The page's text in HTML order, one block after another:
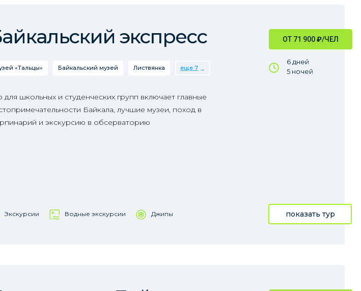
ОТ 71 900₽/ЧЕЛ
6 дней
5 ночей
экспресс
«Тальцы» Байкальский музей Листвянка еще 7
для школьных и студенческих групп включает главные
Байкала, лучшие музеи, поход в
и экскурсию в обсерваторию
Экскурсии Водные экскурсии Джипы показать тур